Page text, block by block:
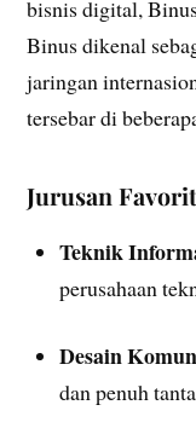
bisnis digital,
Binus dikenal
jaringan
tersebar di
Jurusan
Teknik
perusahaan
Desain
dan penuh